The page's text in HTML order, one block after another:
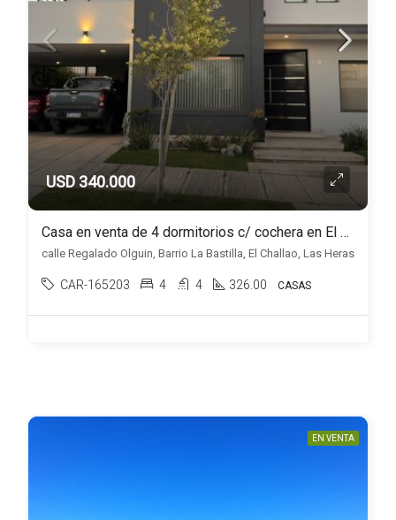
USD 340.000
Casa en venta de 4 dormitorios c/ cochera en El Challao
calle Regalado Olguin, Barrio La Bastilla, El Challao, Las Heras
CAR-165203 4 4 326.00 CASAS
EN VENTA